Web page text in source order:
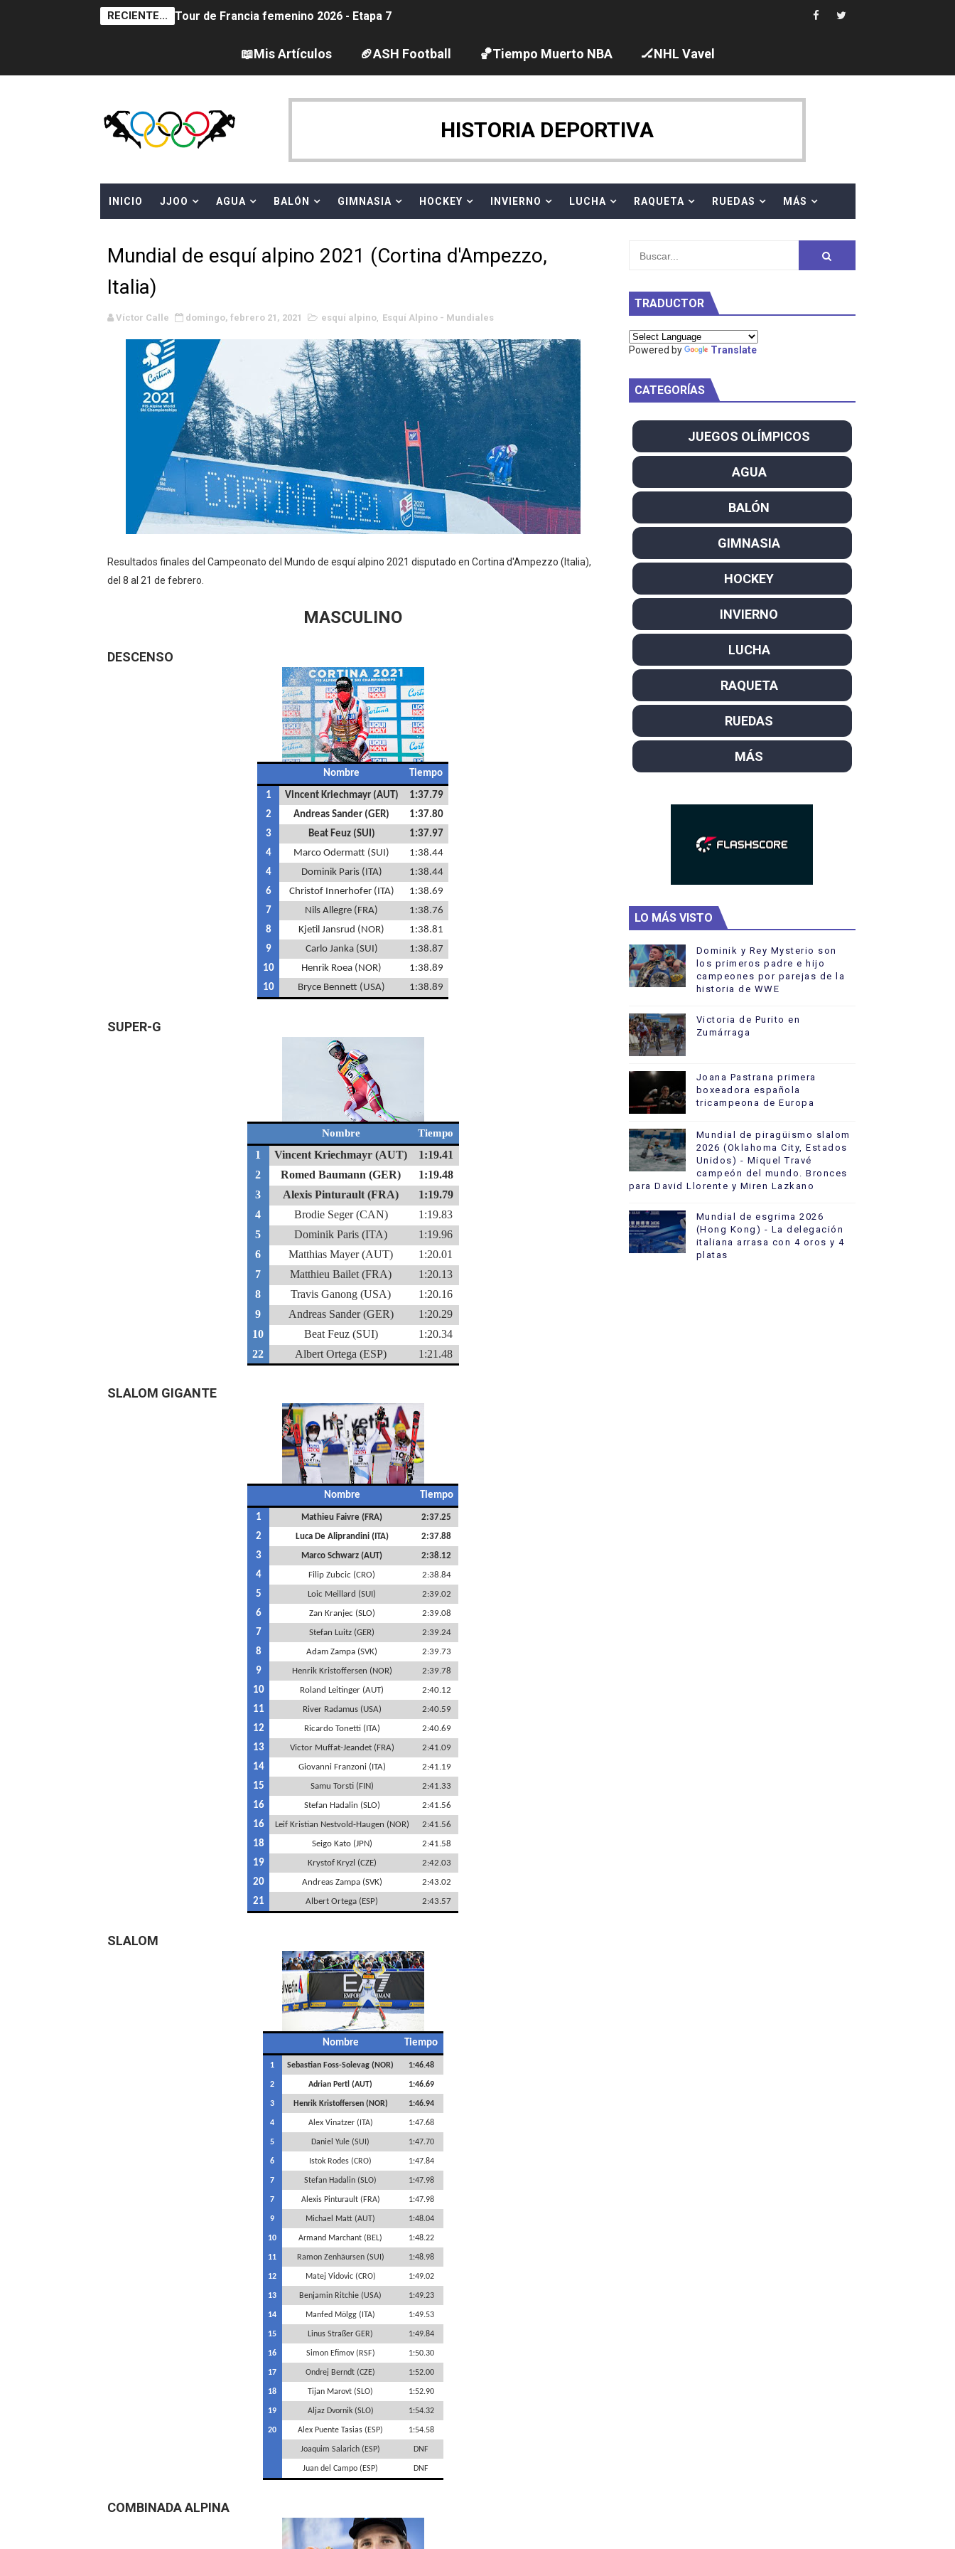
RECIENTE... Tour de Francia femenino 2026 - Etapa 7
Campeonato de Europa en aguas abiertas 2026 (París, Francia) - Wellbrock y Taddeucci los protagonistas. Ángela Martínez fue 5ª en 10km
Campeonato de Europa de saltos 2026 (París, Francia) - Bronce para Jorge y Ana Carvajal en plataforma. 5 orazos para Chiara Pellacani,
Women's Pro Baseball League 2026
Campeonato de Europa de pentatlón moderno 2026 (Estambul, Turquía)
AEW - Adam Page con Brodido desbancan una semana después a The Demand por tríos en el Grand Slam Mexico
Mundial de MotoGP 2026 - GP Gran Bretaña
WWE NXT - Myles Borne y Tavion Heights ponen fin al reinado por parejas de The Vanity Project
Canadian Football League 2026 - Week 10
EFA y AFLE 2026 - Regular season
Grandes éxitos por fin para Chelsea Green, Chad Gable y Baron Corbin en SummerSlam
Campeonato de Europa de MTB 2026 (Monteceneri, Suiza) - Charlie Aldridge y Sina Frei dominan el Europeo
Campeonato de Europa de remo 2026 (Varese, Italia) - Rumanía, Alemania y Gran Bretaña se reparten el botín y Caetano Horta y Rodrigo Conde
Mundial de lacrosse femenino 2026 (Tokio, Japón) - Estados Unidos invencibles, ya son decacampeonas y quinto oro consecutivo
Máxima celebración en el último Impact! con Jason Hotch como nuevo TNA International Champion
Mundial de esgrima 2026 (Hong Kong) - La delegación italiana arrasa con 4 oros y 4 platas
Raquel Rodriguez es la nueva monarca Intercontinental, su primer título individual en WWE
Athletes Unlimited Softball League 2026 - Las Utah Talons son bicampeonas de la AUSL
Mundial de piragüismo slalom 2026 (Oklahoma City, Estados Unidos) - Miquel Travé campeón del mundo. Bronces para David Llorente y Miren
Tour de Francia masculino 2026 - Tadej Pogacar entra en el selecto grupo de los pentacampeones, los más laureados
Mundial de Fórmula 1 2026 - Lando Norris consigue en Hungría su primera victoria del año como campeón
Campeonato de Europa de high diving 2026 (París, Francia) - Catalin Preda y Nelli Chukanivska nuevos campeones con Carlos Gimeno a las
📖Mis Artículos 🏈ASH Football 🏀Tiempo Muerto NBA 🏒NHL Vavel
HISTORIA DEPORTIVA
INICIO JJOO AGUA BALÓN GIMNASIA HOCKEY INVIERNO LUCHA RAQUETA RUEDAS MÁS
Mundial de esquí alpino 2021 (Cortina d'Ampezzo,
Italia)
Víctor Calle domingo, febrero 21, 2021 esquí alpino, Esquí Alpino - Mundiales
Resultados finales del Campeonato del Mundo de esquí alpino 2021 disputado en Cortina d'Ampezzo (Italia),
del 8 al 21 de febrero.
MASCULINO
DESCENSO
Nombre Tiempo
1 Vincent Kriechmayr (AUT)
1:37.79
2
Andreas Sander (GER)
1:37.80
3
Beat Feuz (SUI)
1:37.97
4
Marco Odermatt (SUI)
1:38.44
4
Dominik Paris (ITA)
1:38.44
6
Christof Innerhofer (ITA)
1:38.69
7
Nils Allegre (FRA)
1:38.76
8
Kjetil Jansrud (NOR)
1:38.81
9
Carlo Janka (SUI)
1:38.87
10
Henrik Roea (NOR)
1:38.89
10
Bryce Bennett (USA) 1:38.89
SUPER-G
Nombre Tiempo
1 Vincent Kriechmayr (AUT)
1:19.41
2
Romed Baumann (GER)
1:19.48
3
Alexis Pinturault (FRA)
1:19.79
4
Brodie Seger (CAN)
1:19.83
5
Dominik Paris (ITA)
1:19.96
6
Matthias Mayer (AUT)
1:20.01
7
Matthieu Bailet (FRA)
1:20.13
8
Travis Ganong (USA)
1:20.16
9
Andreas Sander (GER)
1:20.29
10
Beat Feuz (SUI)
1:20.34
22
Albert Ortega (ESP) 1:21.48
SLALOM GIGANTE
Nombre Tiempo
1 Mathieu Faivre (FRA) 2:37.25
2 Luca De Aliprandini (ITA) 2:37.88
3 Marco Schwarz (AUT) 2:38.12
4 Filip Zubcic (CRO) 2:38.84
5 Loic Meillard (SUI) 2:39.02
6 Zan Kranjec (SLO) 2:39.08
7 Stefan Luitz (GER) 2:39.24
8 Adam Zampa (SVK) 2:39.73
9 Henrik Kristoffersen (NOR) 2:39.78
10 Roland Leitinger (AUT) 2:40.12
11 River Radamus (USA) 2:40.59
12 Ricardo Tonetti (ITA) 2:40.69
13 Victor Muffat-Jeandet (FRA) 2:41.09
14 Giovanni Franzoni (ITA) 2:41.19
15 Samu Torsti (FIN) 2:41.33
16 Stefan Hadalin (SLO) 2:41.56
16 Leif Kristian Nestvold-Haugen (NOR) 2:41.56
18 Seigo Kato (JPN) 2:41.58
19 Krystof Kryzl (CZE) 2:42.03
20 Andreas Zampa (SVK) 2:43.02
21 Albert Ortega (ESP) 2:43.57
SLALOM
Nombre Tiempo
1 Sebastian Foss-Solevag (NOR) 1:46.48
2 Adrian Pertl (AUT) 1:46.69
3 Henrik Kristoffersen (NOR) 1:46.94
4 Alex Vinatzer (ITA) 1:47.68
5 Daniel Yule (SUI) 1:47.70
6 Istok Rodes (CRO) 1:47.84
7 Stefan Hadalin (SLO) 1:47.98
7 Alexis Pinturault (FRA) 1:47.98
9 Michael Matt (AUT) 1:48.04
10 Armand Marchant (BEL) 1:48.22
11 Ramon Zenhäursen (SUI) 1:48.98
12 Matej Vidovic (CRO) 1:49.02
13 Benjamin Ritchie (USA) 1:49.23
14 Manfed Mölgg (ITA) 1:49.53
15 Linus Straßer GER) 1:49.84
16 Simon Efimov (RSF) 1:50.30
17 Ondrej Berndt (CZE) 1:52.00
18 Tijan Marovt (SLO) 1:52.90
19 Aljaz Dvornik (SLO) 1:54.32
20 Alex Puente Tasias (ESP) 1:54.58
Joaquim Salarich (ESP) DNF
Juan del Campo (ESP) DNF
COMBINADA ALPINA
TRADUCTOR
Powered by Translate
CATEGORÍAS
JUEGOS OLÍMPICOS
AGUA
BALÓN
GIMNASIA
HOCKEY
INVIERNO
LUCHA
RAQUETA
RUEDAS
MÁS
LO MÁS VISTO
Dominik y Rey Mysterio son
los primeros padre e hijo
campeones por parejas de la
historia de WWE
Victoria de Purito en
Zumárraga
Joana Pastrana primera
boxeadora española
tricampeona de Europa
Mundial de piragüismo slalom
2026 (Oklahoma City, Estados
Unidos) - Miquel Travé
campeón del mundo. Bronces
para David Llorente y Miren Lazkano
Mundial de esgrima 2026
(Hong Kong) - La delegación
italiana arrasa con 4 oros y 4
platas